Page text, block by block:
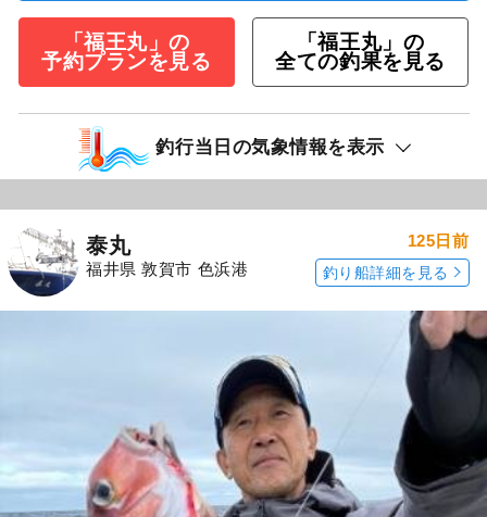
「福王丸」の
予約プランを見る
「福王丸」の
全ての釣果を見る
釣行当日の気象情報を表示
泰丸
福井県 敦賀市 色浜港
125日前
釣り船詳細を見る